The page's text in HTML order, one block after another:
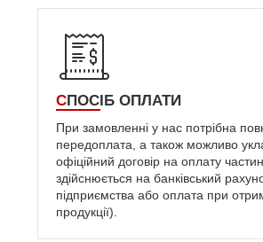
СПОСІБ ОПЛАТИ
При замовленні у нас потрібна
передоплата, а також можливо
офіційний договір на оплату
здійснюється на банківський
підприємства або оплата при
продукції).